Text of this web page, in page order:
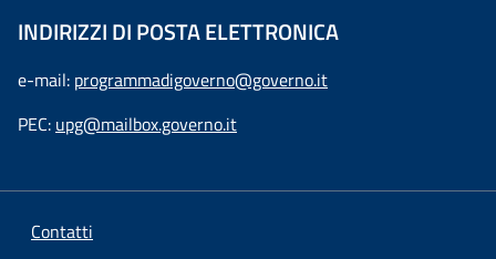
INDIRIZZI DI POSTA ELETTRONICA
e-mail: programmadigoverno@governo.it
PEC: upg@mailbox.governo.it
Contatti